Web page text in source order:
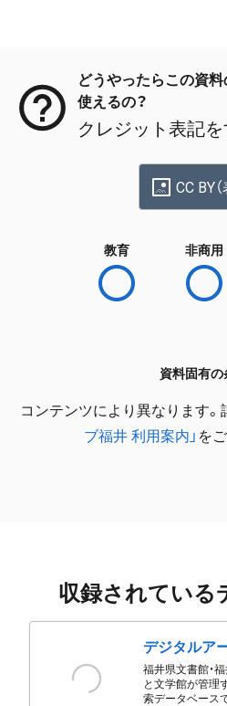
どうやったらこの資
使えるの？
クレジット表記
CC BY（
教育 非商用
資料固有の
コンテンツにより異なります。
ブ福井 利用案内」 を
収録されている
デジタルア
福井県文書館・
と文学館が管理
索データベース